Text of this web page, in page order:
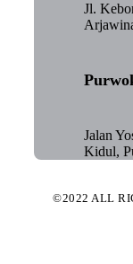
Jl.
Jalan
Kidul,
©2022 ALL